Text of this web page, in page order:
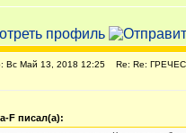
Вс Май 13, 2018 12:25 Re: Re:
F писал(а):